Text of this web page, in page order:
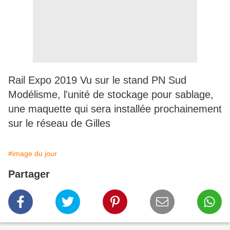
Rail Expo 2019 Vu sur le stand PN Sud
Modélisme, l'unité de stockage pour sablage,
une maquette qui sera installée prochainement
sur le réseau de Gilles
#image du jour
Partager